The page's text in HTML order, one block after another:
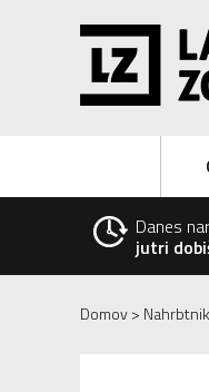
Danes
jutri
Domov>